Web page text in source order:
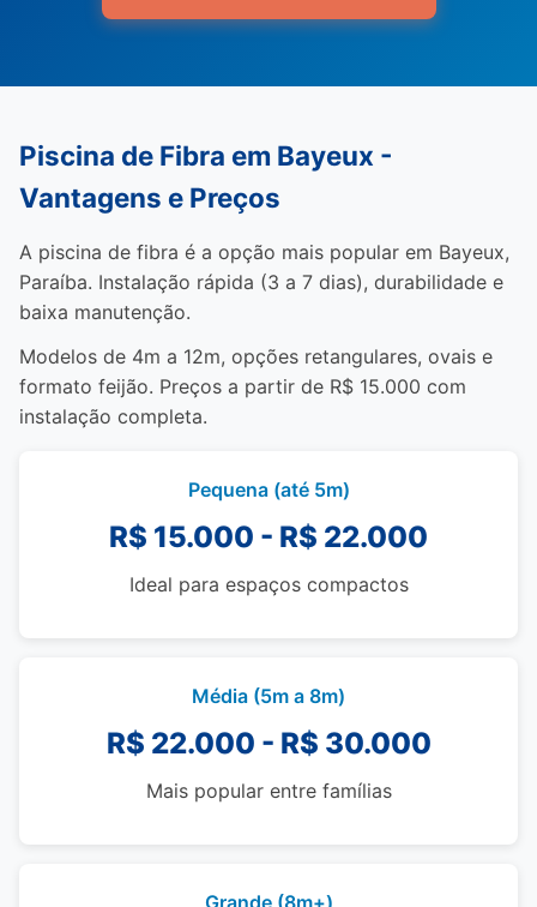
Piscina de Fibra em Bayeux -
Vantagens e Preços
A piscina de fibra é a opção mais popular em Bayeux,
Paraíba. Instalação rápida (3 a 7 dias), durabilidade e
baixa manutenção.
Modelos de 4m a 12m, opções retangulares, ovais e
formato feijão. Preços a partir de R$ 15.000 com
instalação completa.
Pequena (até 5m)
R$ 15.000 - R$ 22.000
Ideal para espaços compactos
Média (5m a 8m)
R$ 22.000 - R$ 30.000
Mais popular entre famílias
Grande (8m+)